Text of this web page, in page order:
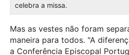
celebra a missa.
Mas as vestes não foram
maneira para todos. "A
a Conferência Episcopal